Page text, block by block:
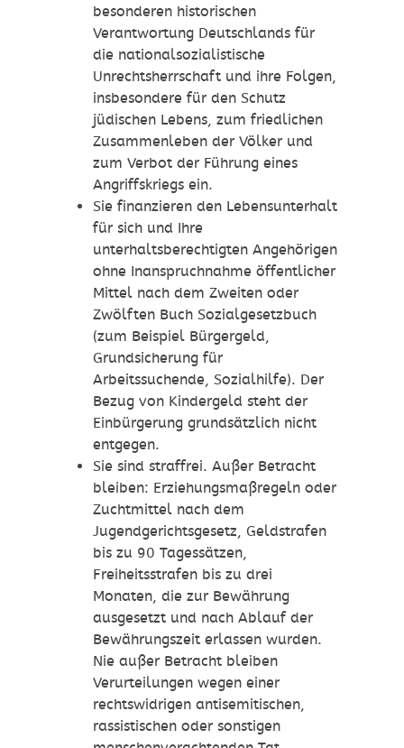
besonderen historischen
Verantwortung Deutschlands für
die nationalsozialistische
Unrechtsherrschaft und ihre Folgen,
insbesondere für den Schutz
jüdischen Lebens, zum friedlichen
Zusammenleben der Völker und
zum Verbot der Führung eines
Angriffskriegs ein.
Sie finanzieren den Lebensunterhalt
für sich und Ihre
unterhaltsberechtigten Angehörigen
ohne Inanspruchnahme öffentlicher
Mittel nach dem Zweiten oder
Zwölften Buch Sozialgesetzbuch
(zum Beispiel Bürgergeld,
Grundsicherung für
Arbeitssuchende, Sozialhilfe). Der
Bezug von Kindergeld steht der
Einbürgerung grundsätzlich nicht
entgegen.
Sie sind straffrei. Außer Betracht
bleiben: Erziehungsmaßregeln oder
Zuchtmittel nach dem
Jugendgerichtsgesetz, Geldstrafen
bis zu 90 Tagessätzen,
Freiheitsstrafen bis zu drei
Monaten, die zur Bewährung
ausgesetzt und nach Ablauf der
Bewährungszeit erlassen wurden.
Nie außer Betracht bleiben
Verurteilungen wegen einer
rechtswidrigen antisemitischen,
rassistischen oder sonstigen